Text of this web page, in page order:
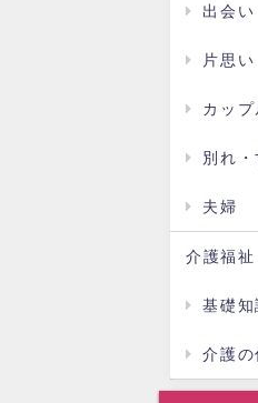
出会い
片思い
カップ
別れ・
夫婦
介護福祉
基礎知
介護の